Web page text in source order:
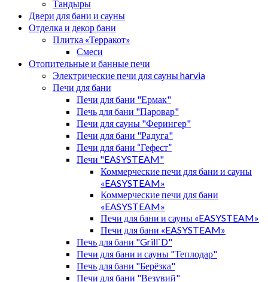
Тандыры
Двери для бани и сауны
Отделка и декор бани
Плитка «Терракот»
Смеси
Отопительные и банные печи
Электрические печи для сауны harvia
Печи для бани
Печи для бани "Ермак"
Печь для бани "Паровар"
Печи для сауны "Ферингер"
Печи для бани "Радуга"
Печи для бани “Гефест”
Печи "EASYSTEAM"
Коммерческие печи для бани и сауны
«EASYSTEAM»
Коммерческие печи для бани
«EASYSTEAM»
Печи для бани и сауны «EASYSTEAM»
Печи для бани «EASYSTEAM»
Печь для бани "Grill`D"
Печи для бани и сауны "Теплодар"
Печь для бани "Берёзка"
Печи для бани "Везувий"